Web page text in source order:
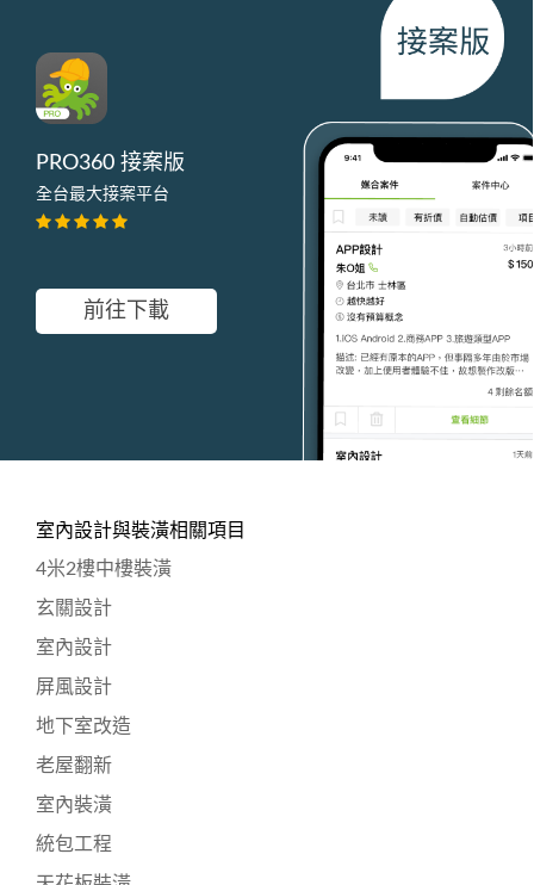
PRO360 接案版
全台最大接案平台
前往下載
室內設計與裝潢相關項目
4米2樓中樓裝潢
玄關設計
室內設計
屏風設計
地下室改造
老屋翻新
室內裝潢
統包工程